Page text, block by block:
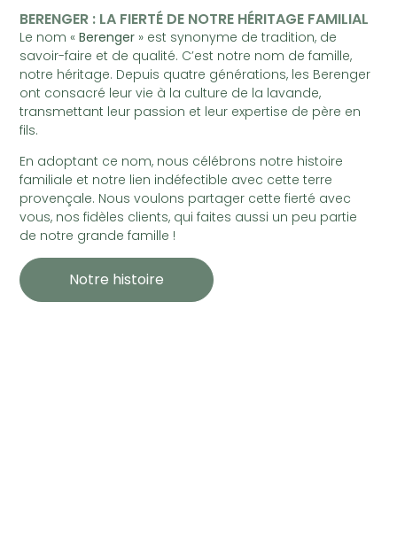
BERENGER : LA FIERTÉ DE NOTRE HÉRITAGE FAMILIAL
Le nom «Berenger » est synonyme de tradition, de
savoir-faire et de qualité. C’est notre nom de famille,
notre héritage. Depuis quatre générations, les Berenger
ont consacré leur vie à la culture de la lavande,
transmettant leur passion et leur expertise de père en
fils.
En adoptant ce nom, nous célébrons notre histoire
familiale et notre lien indéfectible avec cette terre
provençale. Nous voulons partager cette fierté avec
vous, nos fidèles clients, qui faites aussi un peu partie
de notre grande famille !
Notre histoire